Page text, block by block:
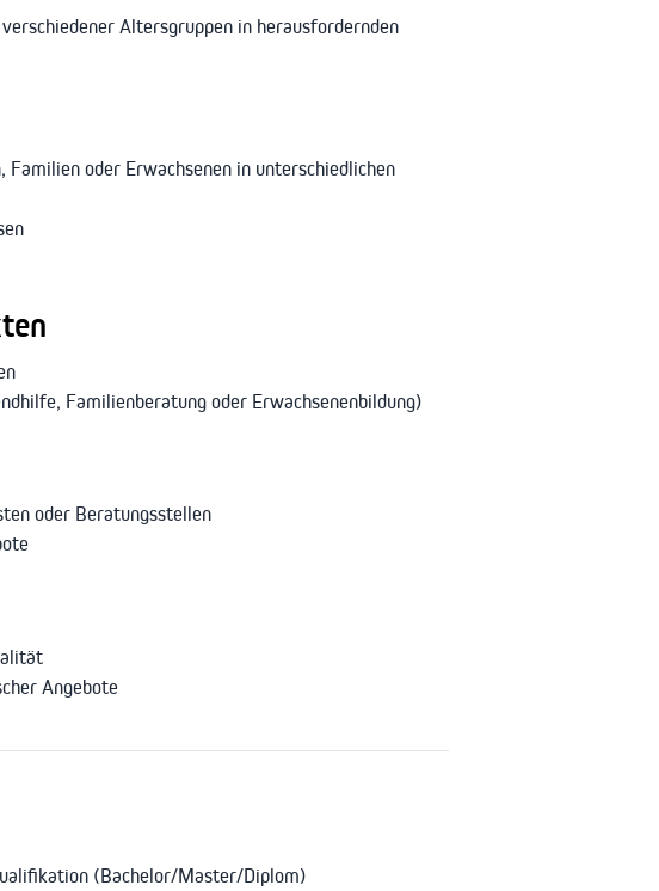
Altersgruppen in herausfordernden
oder Erwachsenen in unterschiedlichen
Familienberatung oder Erwachsenenbildung)
oder Beratungsstellen
Angebote
(Bachelor/Master/Diplom)